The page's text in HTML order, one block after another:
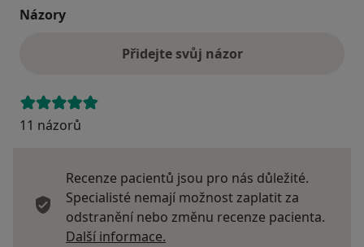
Názory
Přidejte svůj názor
11 názorů
Recenze pacientů jsou pro nás důležité.
Specialisté nemají možnost zaplatit za
odstranění nebo změnu recenze pacienta.
Další informace.